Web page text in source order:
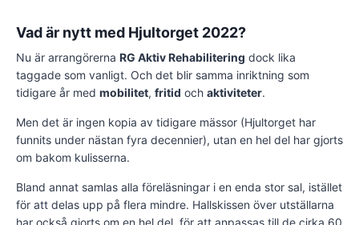
Vad är nytt med Hjultorget 2022?
Nu är arrangörerna RG Aktiv Rehabilitering dock lika
taggade som vanligt. Och det blir samma inriktning som
tidigare år med mobilitet, fritid och aktiviteter.
Men det är ingen kopia av tidigare mässor (Hjultorget har
funnits under nästan fyra decennier), utan en hel del har gjorts
om bakom kulisserna.
Bland annat samlas alla föreläsningar i en enda stor sal, istället
för att delas upp på flera mindre. Hallskissen över utställarna
har också gjorts om en hel del, för att anpassas till de cirka 60